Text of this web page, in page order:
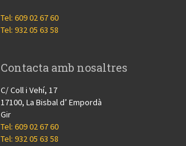
Tel: 609 02 67 60
Tel: 932 05 63 58
Contacta amb nosaltres
C/ Coll i Vehí, 17
17100, La Bisbal d’ Empordà
Gir
Tel: 609 02 67 60
Tel: 932 05 63 58